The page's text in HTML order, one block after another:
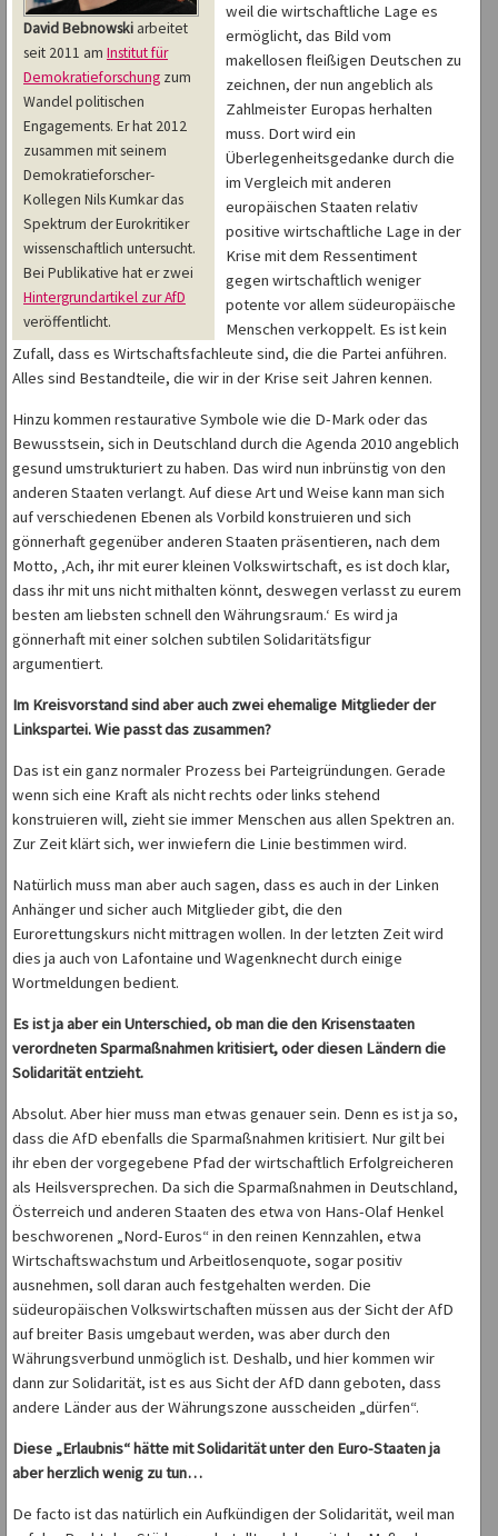
David Bebnowski arbeitet
seit 2011 am Institut für
Demokratieforschung zum
Wandel politischen
Engagements. Er hat 2012
zusammen mit seinem
Demokratieforscher-
Kollegen Nils Kumkar das
Spektrum der Eurokritiker
wissenschaftlich untersucht.
Bei Publikative hat er zwei
Hintergrundartikel zur AfD
veröffentlicht.
weil die wirtschaftliche Lage es
ermöglicht, das Bild vom
makellosen fleißigen Deutschen zu
zeichnen, der nun angeblich als
Zahlmeister Europas herhalten
muss. Dort wird ein
Überlegenheitsgedanke durch die
im Vergleich mit anderen
europäischen Staaten relativ
positive wirtschaftliche Lage in der
Krise mit dem Ressentiment
gegen wirtschaftlich weniger
potente vor allem südeuropäische
Menschen verkoppelt. Es ist kein
Zufall, dass es Wirtschaftsfachleute sind, die die Partei anführen.
Alles sind Bestandteile, die wir in der Krise seit Jahren kennen.
Hinzu kommen restaurative Symbole wie die D-Mark oder das
Bewusstsein, sich in Deutschland durch die Agenda 2010 angeblich
gesund umstrukturiert zu haben. Das wird nun inbrünstig von den
anderen Staaten verlangt. Auf diese Art und Weise kann man sich
auf verschiedenen Ebenen als Vorbild konstruieren und sich
gönnerhaft gegenüber anderen Staaten präsentieren, nach dem
Motto, ‚Ach, ihr mit eurer kleinen Volkswirtschaft, es ist doch klar,
dass ihr mit uns nicht mithalten könnt, deswegen verlasst zu eurem
besten am liebsten schnell den Währungsraum.‘ Es wird ja
gönnerhaft mit einer solchen subtilen Solidaritätsfigur
argumentiert.
Im Kreisvorstand sind aber auch zwei ehemalige Mitglieder der
Linkspartei. Wie passt das zusammen?
Das ist ein ganz normaler Prozess bei Parteigründungen. Gerade
wenn sich eine Kraft als nicht rechts oder links stehend
konstruieren will, zieht sie immer Menschen aus allen Spektren an.
Zur Zeit klärt sich, wer inwiefern die Linie bestimmen wird.
Natürlich muss man aber auch sagen, dass es auch in der Linken
Anhänger und sicher auch Mitglieder gibt, die den
Eurorettungskurs nicht mittragen wollen. In der letzten Zeit wird
dies ja auch von Lafontaine und Wagenknecht durch einige
Wortmeldungen bedient.
Es ist ja aber ein Unterschied, ob man die den Krisenstaaten
verordneten Sparmaßnahmen kritisiert, oder diesen Ländern die
Solidarität entzieht.
Absolut. Aber hier muss man etwas genauer sein. Denn es ist ja so,
dass die AfD ebenfalls die Sparmaßnahmen kritisiert. Nur gilt bei
ihr eben der vorgegebene Pfad der wirtschaftlich Erfolgreicheren
als Heilsversprechen. Da sich die Sparmaßnahmen in Deutschland,
Österreich und anderen Staaten des etwa von Hans-Olaf Henkel
beschworenen „Nord-Euros“ in den reinen Kennzahlen, etwa
Wirtschaftswachstum und Arbeitlosenquote, sogar positiv
ausnehmen, soll daran auch festgehalten werden. Die
südeuropäischen Volkswirtschaften müssen aus der Sicht der AfD
auf breiter Basis umgebaut werden, was aber durch den
Währungsverbund unmöglich ist. Deshalb, und hier kommen wir
dann zur Solidarität, ist es aus Sicht der AfD dann geboten, dass
andere Länder aus der Währungszone ausscheiden „dürfen“.
Diese „Erlaubnis“ hätte mit Solidarität unter den Euro-Staaten ja
aber herzlich wenig zu tun…
De facto ist das natürlich ein Aufkündigen der Solidarität, weil man